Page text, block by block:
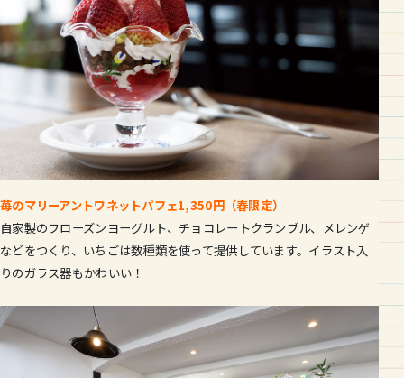
苺のマリーアントワネットパフェ1,350円（春限定）
自家製のフローズンヨーグルト、チョコレートクランブル、メレンゲ
などをつくり、いちごは数種類を使って提供しています。イラスト入
りのガラス器もかわいい！